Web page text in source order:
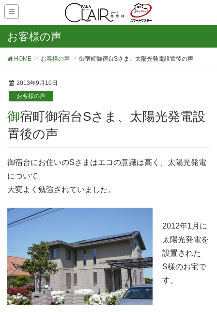
お客様の声
HOME お客様の声 御宿町御宿台Sさま、太陽光発電設置後の声
2013年9月10日
お客様の声
御宿町御宿台Sさま、太陽光発電設
置後の声
御宿台にお住いのSさまはエコの意識は高く、太陽光発電
について
大変よく勉強されていました。
2012年1月に
太陽光発電を
設置された
S様のお宅で
す。